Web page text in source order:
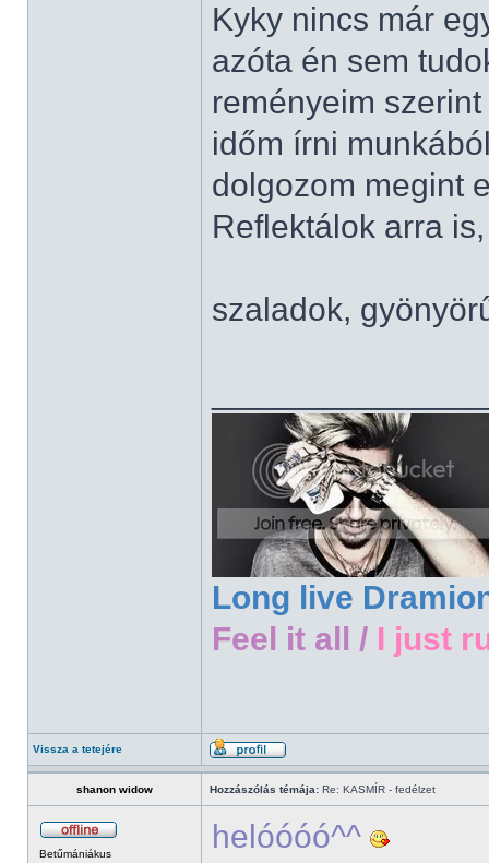
Kyky nincs már
azóta én sem
reményeim
időm írni
dolgozom megint
Reflektálok arra
szaladok,
Long live
Feel it all / I just
Vissza a tetejére
shanon widow Hozzászólás témája: Re: KASMÍR - fedélzet
Betűmániákus helóóóó^^